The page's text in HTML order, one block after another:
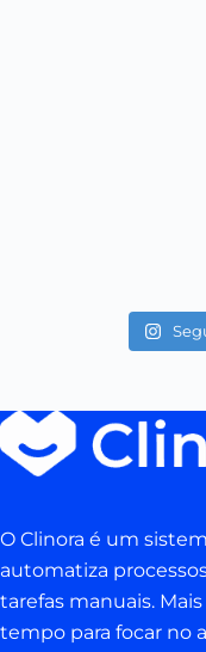
O Clinora é um
automatiza
tarefas manuais.
tempo para focar no